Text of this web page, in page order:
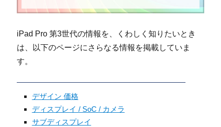
iPad Pro 第3世代の情報を、くわしく知りたいとき
は、以下のページにさらなる情報を掲載していま
す。
デザイン 価格
ディスプレイ / SoC / カメラ
サブディスプレイ